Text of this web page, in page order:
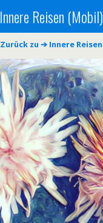
Innere Reisen (Mobil)
Zurück zu ➔ Innere Reisen